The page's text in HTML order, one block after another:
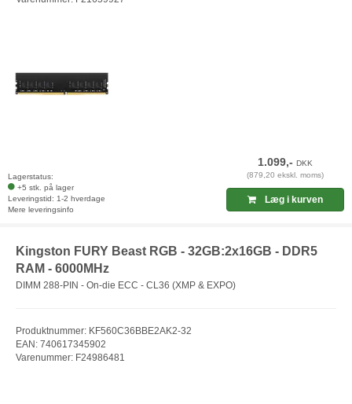
Lagerstatus:
+5 stk. på lager
Leveringstid: 1-2 hverdage
Mere leveringsinfo
1.099,-DKK
(879,20 ekskl. moms)
Læg i kurven
Kingston FURY Beast RGB - 32GB:2x16GB - DDR5
RAM - 6000MHz
DIMM 288-PIN - On-die ECC - CL36 (XMP & EXPO)
Produktnummer: KF560C36BBE2AK2-32
EAN: 740617345902
Varenummer: F24986481